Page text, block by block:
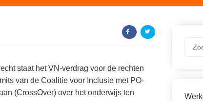
staat het VN-verdrag voor de rechten
van de Coalitie voor Inclusie met PO-
(CrossOver) over het onderwijs ten
Werk